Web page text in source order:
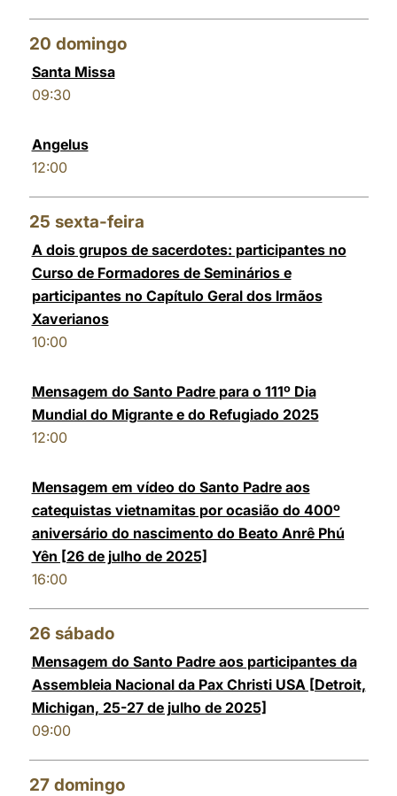
20 domingo
Santa Missa
09:30
Angelus
12:00
25 sexta-feira
A dois grupos de sacerdotes: participantes no
Curso de Formadores de Seminários e
participantes no Capítulo Geral dos Irmãos
Xaverianos
10:00
Mensagem do Santo Padre para o 111º Dia
Mundial do Migrante e do Refugiado 2025
12:00
Mensagem em vídeo do Santo Padre aos
catequistas vietnamitas por ocasião do 400º
aniversário do nascimento do Beato Anrê Phú
Yên [26 de julho de 2025]
16:00
26 sábado
Mensagem do Santo Padre aos participantes da
Assembleia Nacional da Pax Christi USA [Detroit,
Michigan, 25-27 de julho de 2025]
09:00
27 domingo